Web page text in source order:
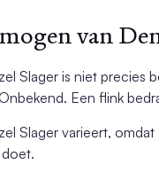
van
Slager is niet precies
Een flink
Slager varieert, omdat